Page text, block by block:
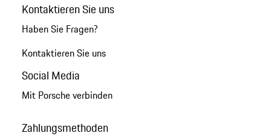
Kontaktieren Sie uns
Haben Sie Fragen?
Kontaktieren Sie uns
Social Media
Mit Porsche verbinden
Zahlungsmethoden